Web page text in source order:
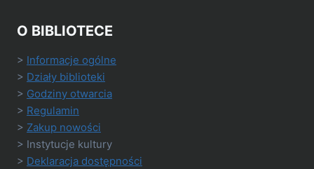
O BIBLIOTECE
> Informacje ogólne
> Działy biblioteki
> Godziny otwarcia
> Regulamin
> Zakup nowości
> Instytucje kultury
> Deklaracja dostępności